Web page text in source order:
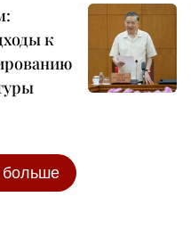
к
больше